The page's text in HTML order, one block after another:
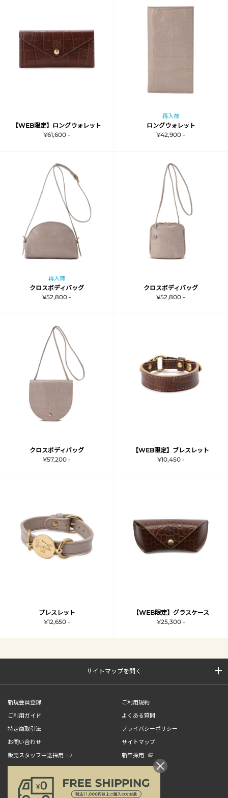
【WEB限定】ロングウォレット
¥61,600 -
再入荷
ロングウォレット
¥42,900 -
再入荷
クロスボディバッグ
¥52,800 -
クロスボディバッグ
¥52,800 -
クロスボディバッグ
¥57,200 -
【WEB限定】ブレスレット
¥10,450 -
ブレスレット
¥12,650 -
【WEB限定】グラスケース
¥25,300 -
サイトマップを開く
新規会員登録
ご利用規約
ご利用ガイド
よくある質問
特定商取引法
プライバシーポリシー
お問い合わせ
サイトマップ
販売スタッフ中途採用
新卒採用